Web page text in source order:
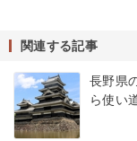
関連する記事
長野県
ら使い